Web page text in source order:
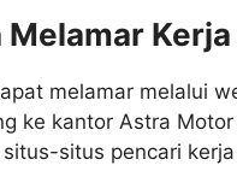
Melamar
melamar melalui
ke kantor Astra
situs pencari